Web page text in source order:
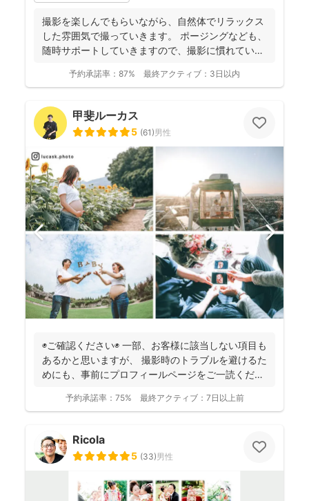
撮影を楽しんでもらいながら、自然体でリラックス
した雰囲気で撮っていきます。 ポージングなども、
随時サポートしていきますので、撮影に慣れていな
予約承諾率： 87% 最終アクティブ： 3日以内
甲斐ルーカス
5 (61)男性
◉ご確認ください◉ 一部、お客様に該当しない項目も
あるかと思いますが、 撮影時のトラブルを避けるた
めにも、事前にプロフィールページをご一読くださ
予約承諾率： 75% 最終アクティブ： 7日以上前
Ricola
5 (33)男性